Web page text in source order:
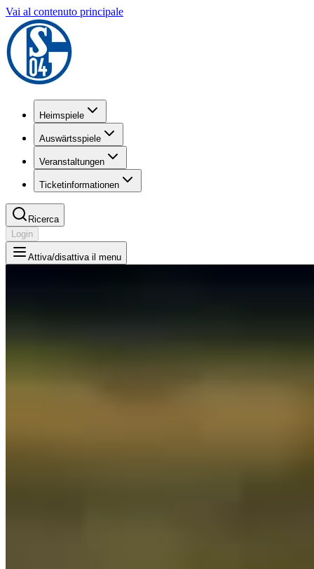
Vai al contenuto principale
Heimspiele
Auswärtsspiele
Veranstaltungen
Ticketinformationen
Ricerca
Login
Attiva/disattiva il menu